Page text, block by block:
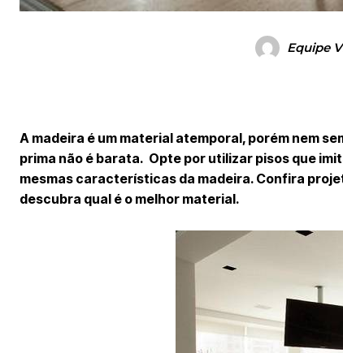
Equipe
A madeira é um material atemporal, porém nem
prima não é barata. Opte por utilizar pisos que
mesmas características da madeira. Confira
descubra qual é o melhor material.